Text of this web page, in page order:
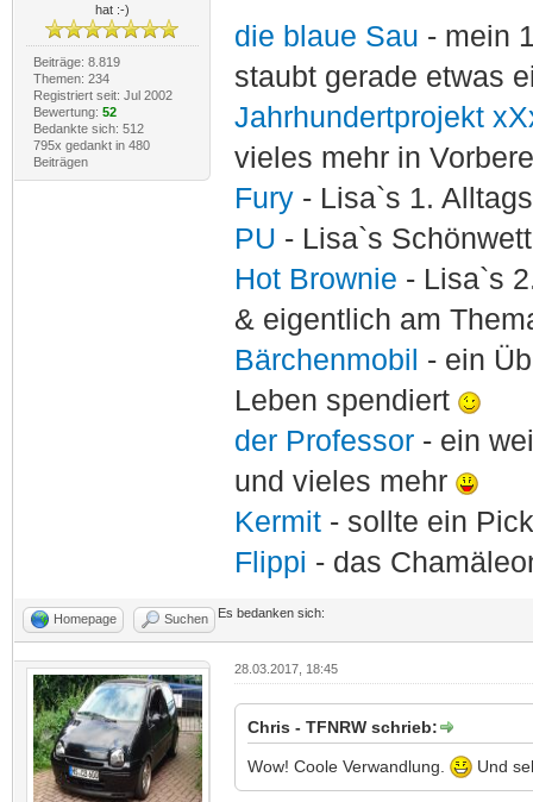
hat :-)
Beiträge: 8.819
Themen: 234
Registriert seit: Jul 2002
Bewertung: 52
Bedankte sich: 512
795x gedankt in 480
Beiträgen
die blaue Sau - mein
staubt gerade etwas
Jahrhundertprojekt
vieles mehr in
Fury - Lisa`s 1.
PU - Lisa`s
Hot Brownie - Lisa`s
& eigentlich am
Bärchenmobil - ein
Leben spendiert
der Professor - ein
und vieles mehr
Kermit- sollte ein
Flippi - das
Homepage Suchen Es bedanken sich:
28.03.2017, 18:45
Chris - TFNRW schrieb:
Wow! Coole Verwandlung. Und